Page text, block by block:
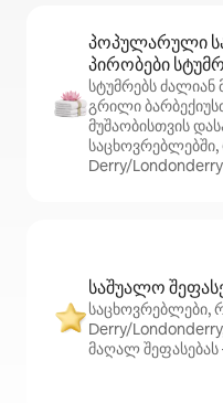
პოპულარული
პირობები
სტუმრებს
გრილი
მუშაობისთვის
Derry/
საშუალო
საცხოვრებლები,
Derry/
მაღალ